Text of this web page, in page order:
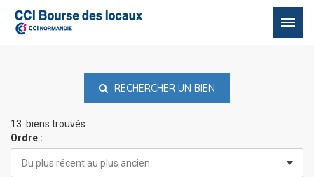
RECHERCHER UN BIEN
13 biens trouvés
Ordre :